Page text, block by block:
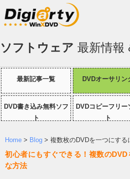
ソフトウェア 最新情報
最新記事一覧 DVDオーサリン
DVD書き込み無料ソフ
ト
DVDコピーフリー
ト
Home > Blog > 複数枚のDVDを一つにする
初心者にもすぐできる！複数の
な方法